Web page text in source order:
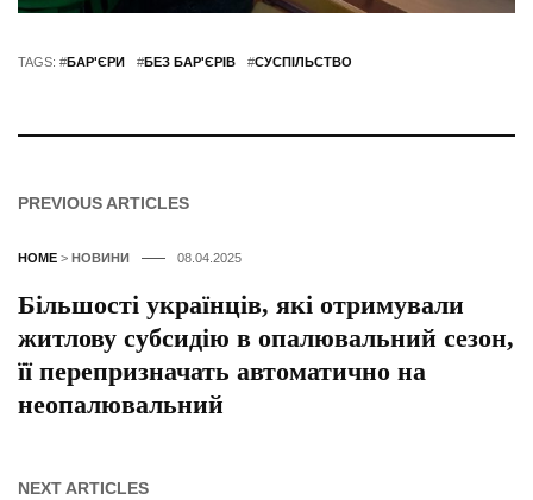
TAGS: #БАР'ЄРИ #БЕЗ БАР'ЄРІВ #СУСПІЛЬСТВО
PREVIOUS ARTICLES
HOME > НОВИНИ 08.04.2025
Більшості українців, які отримували
житлову субсидію в опалювальний сезон,
її перепризначать автоматично на
неопалювальний
NEXT ARTICLES